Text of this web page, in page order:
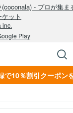
で10％割引クーポン